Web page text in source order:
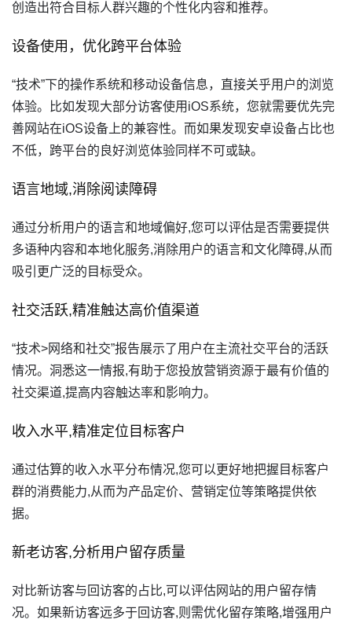
创造出符合目标人群兴趣的个性化内容和推荐。
设备使用，优化跨平台体验
“技术”下的操作系统和移动设备信息，直接关乎用户的浏览
体验。比如发现大部分访客使用iOS系统，您就需要优先完
善网站在iOS设备上的兼容性。而如果发现安卓设备占比也
不低，跨平台的良好浏览体验同样不可或缺。
语言地域,消除阅读障碍
通过分析用户的语言和地域偏好,您可以评估是否需要提供
多语种内容和本地化服务,消除用户的语言和文化障碍,从而
吸引更广泛的目标受众。
社交活跃,精准触达高价值渠道
“技术>网络和社交”报告展示了用户在主流社交平台的活跃
情况。洞悉这一情报,有助于您投放营销资源于最有价值的
社交渠道,提高内容触达率和影响力。
收入水平,精准定位目标客户
通过估算的收入水平分布情况,您可以更好地把握目标客户
群的消费能力,从而为产品定价、营销定位等策略提供依
据。
新老访客,分析用户留存质量
对比新访客与回访客的占比,可以评估网站的用户留存情
况。如果新访客远多于回访客,则需优化留存策略,增强用户